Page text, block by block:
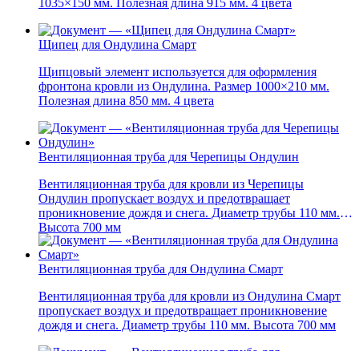
Щипец для Ондулина Смарт
Щипцовый элемент используется для оформления
фронтона кровли из Ондулина. Размер 1000×210 мм.
Полезная длина 850 мм. 4 цвета
Вентиляционная труба для Черепицы Ондулин
Вентиляционная труба для кровли из Черепицы
Ондулин пропускает воздух и предотвращает
проникновение дождя и снега. Диаметр трубы 110 мм.
Высота 700 мм
Вентиляционная труба для Ондулина Смарт
Вентиляционная труба для кровли из Ондулина Смарт
пропускает воздух и предотвращает проникновение
дождя и снега. Диаметр трубы 110 мм. Высота 700 мм